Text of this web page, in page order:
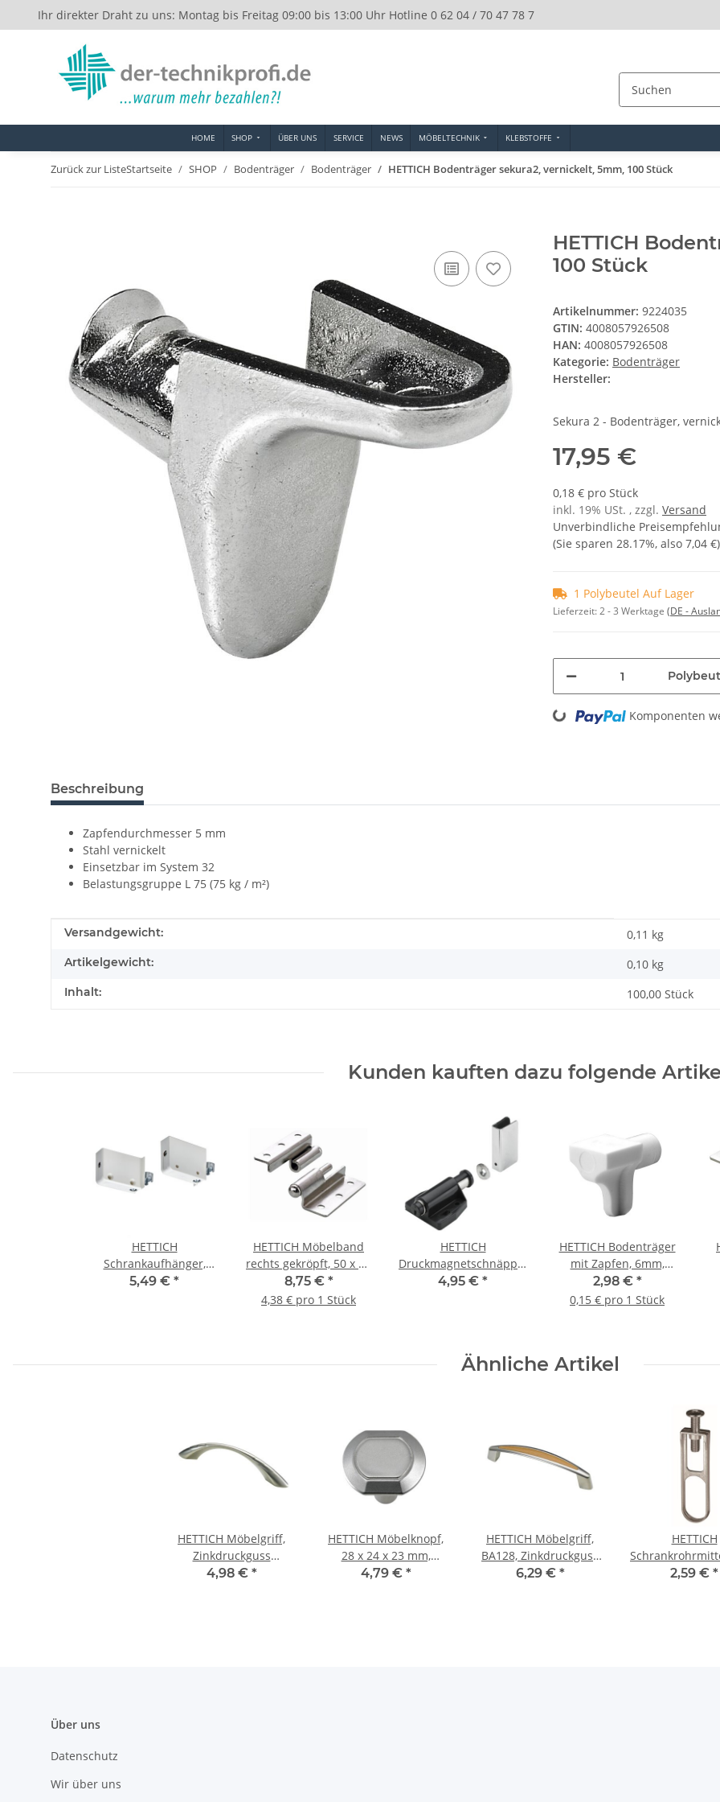
Ihr direkter Draht zu uns: Montag bis Freitag 09:00 bis 13:00 Uhr Hotline 0 62 04 / 70 47 78 7
HOME SHOP ÜBER UNS SERVICE NEWS MÖBELTECHNIK KLEBSTOFFE
Zurück zur ListeStartseite SHOP Bodenträger Bodenträger HETTICH Bodenträger sekura2, vernickelt, 5mm, 100 Stück
HETTICH
100 Stück
Artikelnummer: 9224035
GTIN: 4008057926508
HAN: 4008057926508
Kategorie: Bodenträger
Hersteller:
Sekura 2 - Bodenträger,
17,95 €
0,18 € pro Stück
inkl. 19% USt. , zzgl. Versand
Unverbindliche
(Sie sparen 28.17%, also 7,04 €)
1 Polybeutel Auf Lager
Lieferzeit:2 - 3 Werktage (DE -
Loading... Komponenten
Beschreibung
Zapfendurchmesser 5 mm
Stahl vernickelt
Einsetzbar im System 32
Belastungsgruppe L 75 (75 kg / m²)
Produkteigenschaft
Wert
Versandgewicht: 0,11 kg
Artikelgewicht: 0,10 kg
Inhalt: 100,00 Stück
Kunden kauften dazu folgende
HETTICH
Schrankaufhänger,
Kunststoff/Stahl, weiß,
5,49 € *
HETTICH Möbelband
rechts gekröpft, 50 x 40
mm, vernickelt, 2 Stück
8,75 € *
4,38 € pro 1 Stück
HETTICH
Druckmagnetschnäpper
für Glastür, schwarz
4,95 € *
HETTICH Bodenträger
mit Zapfen, 6mm,
Kunststoff, weiß, 20
Stück
2,98 € *
0,15 € pro 1 Stück
Ähnliche Artikel
HETTICH Möbelgriff,
Zinkdruckguss
vernickelt, BA 96mm
4,98 € *
HETTICH Möbelknopf,
28 x 24 x 23 mm,
Zinkdruckguss
4,79 € *
HETTICH Möbelgriff,
BA128, Zinkdruckguss
vernickelt/bucheoptik
6,29 € *
HETTICH
für ovale2,59 € *
Über uns
Datenschutz
Wir über uns